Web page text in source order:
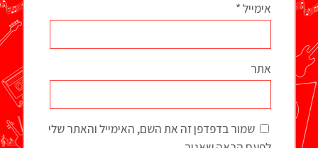
אימייל*
אתר
שמור בדפדפן זה את השם, האימייל והאתר שלי